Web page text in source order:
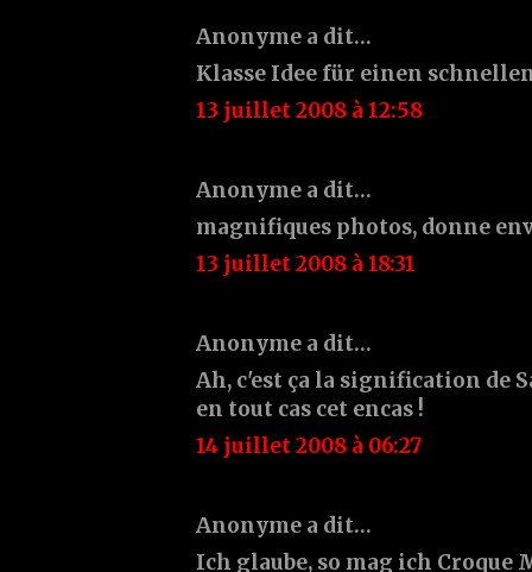
Anonyme a dit…
Klasse Idee für einen
13 juillet 2008 à 12:58
Anonyme a dit…
magnifiques photos, donne
13 juillet 2008 à 18:31
Anonyme a dit…
Ah, c'est ça la signification de
en tout cas cet encas !
14 juillet 2008 à 06:27
Anonyme a dit…
Ich glaube, so mag ich Croque